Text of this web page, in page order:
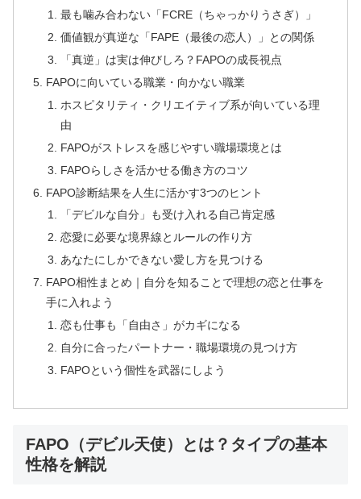
最も噛み合わない「FCRE（ちゃっかりうさぎ）」
価値観が真逆な「FAPE（最後の恋人）」との関係
「真逆」は実は伸びしろ？FAPOの成長視点
FAPOに向いている職業・向かない職業
ホスピタリティ・クリエイティブ系が向いている理
由
FAPOがストレスを感じやすい職場環境とは
FAPOらしさを活かせる働き方のコツ
FAPO診断結果を人生に活かす3つのヒント
「デビルな自分」も受け入れる自己肯定感
恋愛に必要な境界線とルールの作り方
あなたにしかできない愛し方を見つける
FAPO相性まとめ｜自分を知ることで理想の恋と仕事を
手に入れよう
恋も仕事も「自由さ」がカギになる
自分に合ったパートナー・職場環境の見つけ方
FAPOという個性を武器にしよう
FAPO（デビル天使）とは？タイプの基本
性格を解説